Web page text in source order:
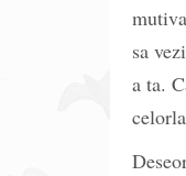
sa
a ta.